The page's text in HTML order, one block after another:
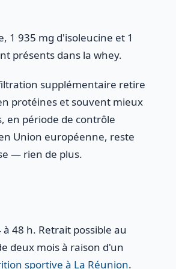
1 935 mg d'isoleucine et 1
présents dans la whey.
supplémentaire retire
protéines et souvent mieux
en période de contrôle
Union européenne, reste
— rien de plus.
48 h. Retrait possible au
deux mois à raison d'un
sportive à La Réunion.